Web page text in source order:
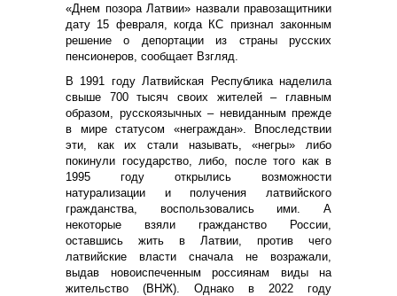
«Днем позора Латвии» назвали правозащитники
дату 15 февраля, когда КС признал законным
решение о депортации из страны русских
пенсионеров, сообщает Взгляд.
В 1991 году Латвийская Республика наделила
свыше 700 тысяч своих жителей – главным
образом, русскоязычных – невиданным прежде
в мире статусом «неграждан». Впоследствии
эти, как их стали называть, «негры» либо
покинули государство, либо, после того как в
1995 году открылись возможности
натурализации и получения латвийского
гражданства, воспользовались ими. А
некоторые взяли гражданство России,
оставшись жить в Латвии, против чего
латвийские власти сначала не возражали,
выдав новоиспеченным россиянам виды на
жительство (ВНЖ). Однако в 2022 году